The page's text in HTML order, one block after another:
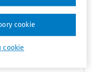
cookie
cookie